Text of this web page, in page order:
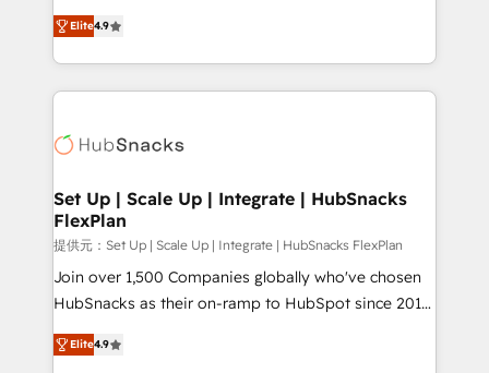
and CRM migration from any platform •
Client/member portals built on HubSpot • Custom
WooCommerce, BuilderTrend, and more Experience
the difference — reach out to see how AI + HubSpot
From HubSpot onboarding, to training, from
developing a new website to lead generation and
digital marketing; we do it all (and with great
results)! In short, our services include: - HubSpot
HubSpot development: websites, custom modules,
marketing, advertising, campaigns, content and
design We connect people, data and technology to
improve customer experiences. With our bright
people, exciting ideas and can-do mentality, we
ensure revenue growth on a daily basis. So tell us
team of 100+ experts is ready for you! Driving digital
Elite4.9
Set Up | Scale Up | Integrate | HubSnacks
FlexPlan
提供元：Set Up | Scale Up | Integrate | HubSnacks FlexPlan
Join over 1,500 Companies globally who've chosen
HubSnacks as their on-ramp to HubSpot since 2014
Simple pay-as-you-go plans that accelerate value...
1️⃣ Set Up | Onboarding New or Check-fixing existing
Elite4.9